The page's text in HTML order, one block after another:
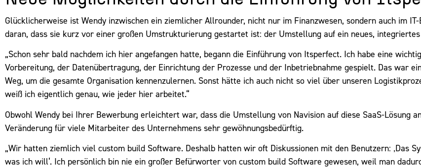
Glücklicherweise ist Wendy inzwischen ein ziemlicher Allrounder, nicht nur im Finanzwesen, sondern auch im
daran, dass sie kurz vor einer großen Umstrukturierung gestartet ist: der Umstellung auf ein neues,
„Schon sehr bald nachdem ich hier angefangen hatte, begann die Einführung von Itsperfect. Ich habe eine
Vorbereitung, der Datenübertragung, der Einrichtung der Prozesse und der Inbetriebnahme gespielt. Das war
Weg, um die gesamte Organisation kennenzulernen. Sonst hätte ich auch nicht so viel über unseren
weiß ich eigentlich genau, wie jeder hier arbeitet.“
Obwohl Wendy bei Ihrer Bewerbung erleichtert war, dass die Umstellung von Navision auf diese SaaS-Lösung
Veränderung für viele Mitarbeiter des Unternehmens sehr gewöhnungsbedürftig.
„Wir hatten ziemlich viel custom build Software. Deshalb hatten wir oft Diskussionen mit den Benutzern: ‚Das
was ich will‘. Ich persönlich bin nie ein großer Befürworter von custom build Software gewesen, weil man